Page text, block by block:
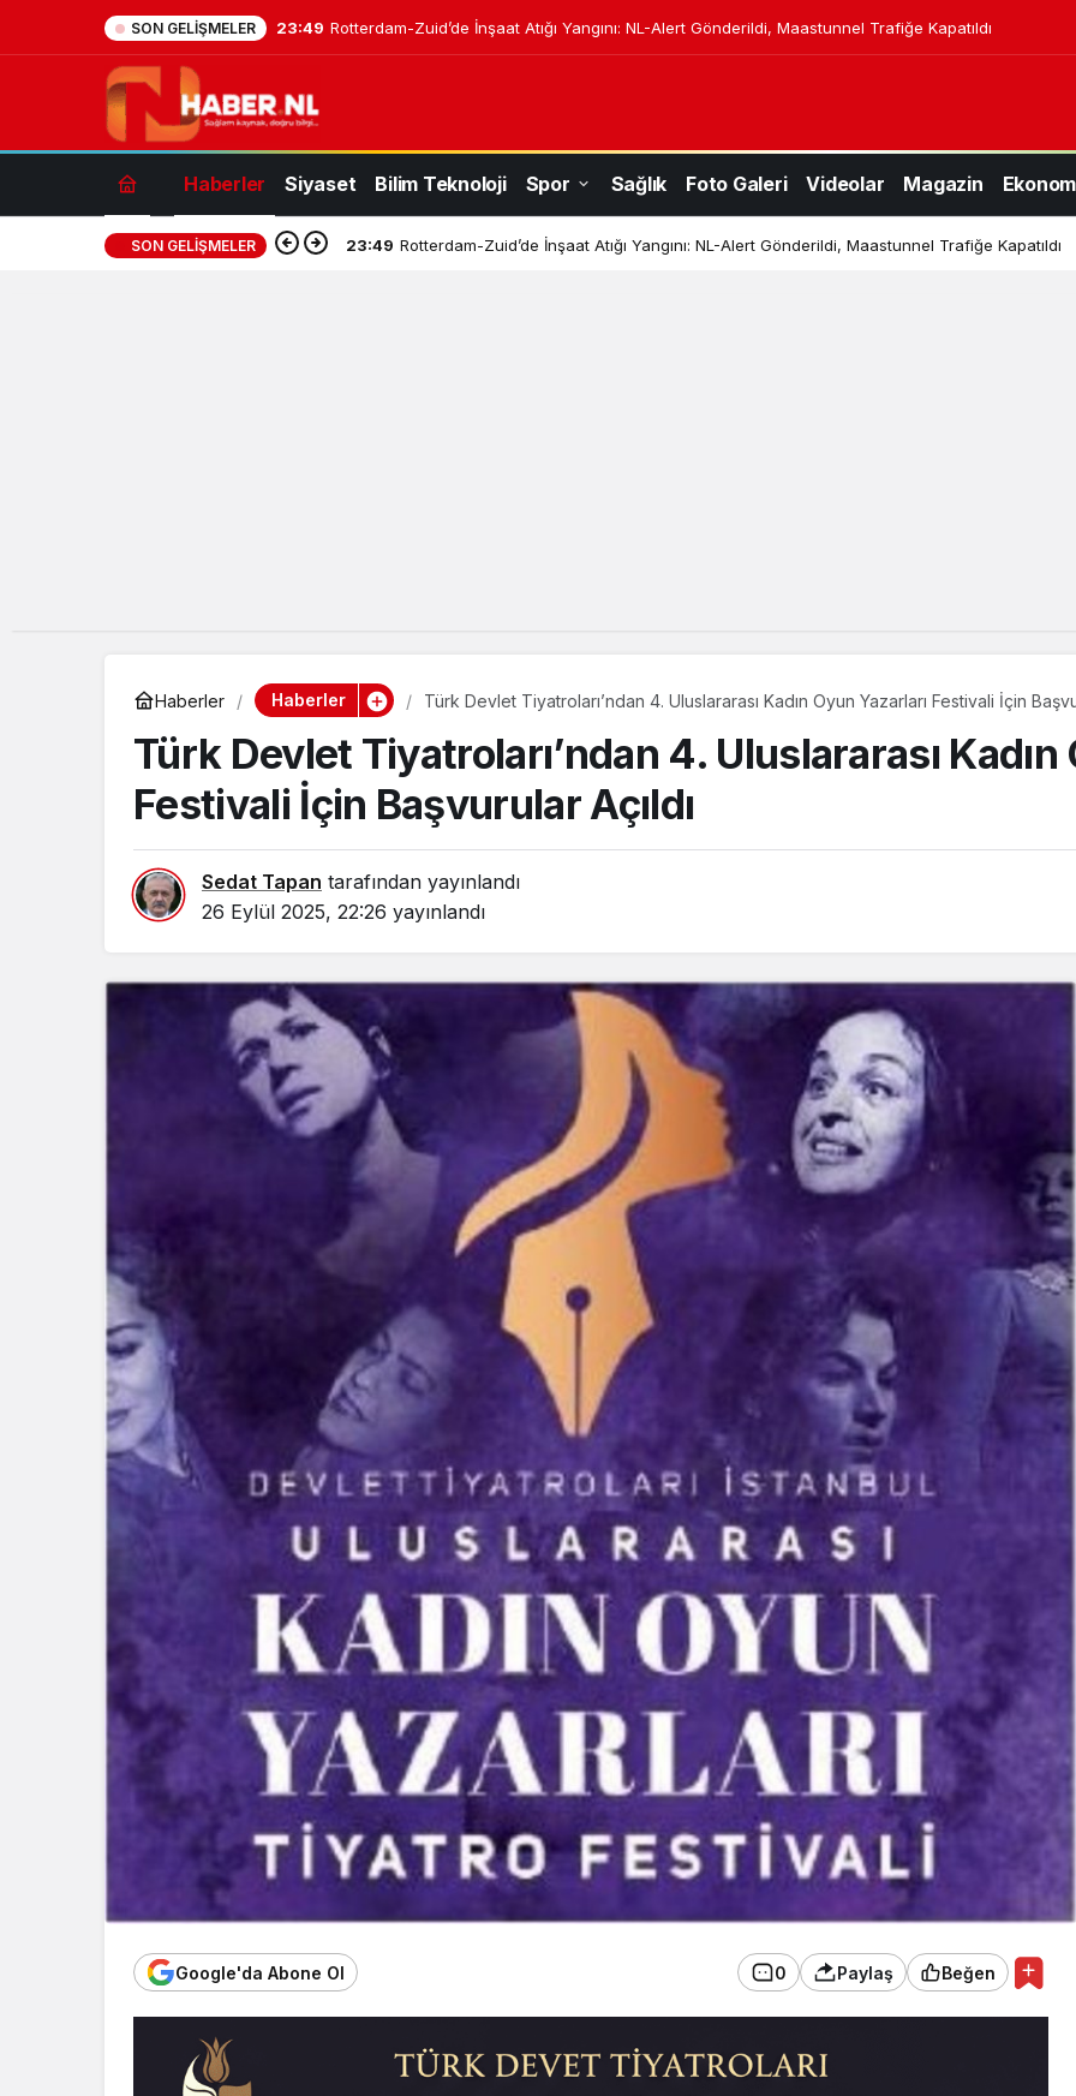
SON GELIŞMELER 23:49 Rotterdam-Zuid’de İnşaat Atığı Yangını: NL-Alert Gönderildi, Maastunnel Trafiğe Kapatıldı
Haberler Siyaset Bilim Teknoloji Spor Sağlık Foto Galeri Videolar Magazin
SON GELIŞMELER 23:49 Rotterdam-Zuid’de İnşaat Atığı Yangını: NL-Alert Gönderildi, Maastunnel Trafiğe Kapatıldı
Haberler Haberler Türk Devlet Tiyatroları’ndan 4. Uluslararası Kadın Oyun Yazarları Festivali İçin
Türk Devlet Tiyatroları’ndan 4. Uluslararası Kadın
Festivali İçin Başvurular Açıldı
Sedat Tapan tarafından yayınlandı
26 Eylül 2025, 22:26 yayınlandı
Google'da Abone Ol 0 Paylaş Beğen